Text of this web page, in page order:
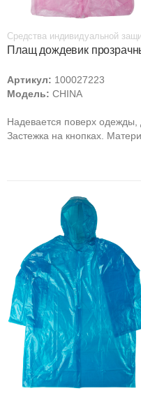
Средства индивидуальной
Плащ дождевик
Артикул: 100027223
Модель: CHINA
Надевается поверх
Застежка на кнопках.